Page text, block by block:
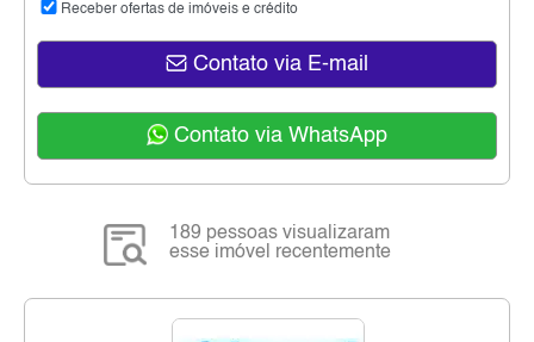
Receber ofertas de imóveis e crédito
Contato via E-mail
Contato via WhatsApp
189 pessoas visualizaram
esse imóvel recentemente